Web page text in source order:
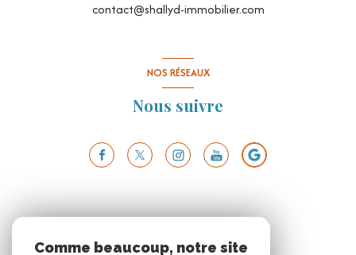
contact@shallyd-immobilier.com
NOS RÉSEAUX
Nous suivre
Comme beaucoup, notre site